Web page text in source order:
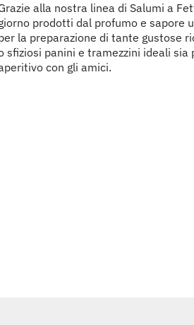
alla nostra linea di Salumi a
prodotti dal profumo e sapore
la preparazione di tante gustose
sfiziosi panini e tramezzini ideali sia
con gli amici.